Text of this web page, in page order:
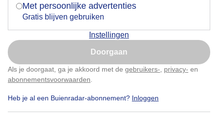
Met persoonlijke advertenties
Gratis blijven gebruiken
Instellingen
Doorgaan
Als je doorgaat, ga je akkoord met de gebruikers- privacy- en
abonnementsvoorwaarden
Heb je al een Buienradar-abonnement? Inloggen
Houten, waar de zon doorbreekt en de mist wordt
verdreven door enerzijds een klein beetje wind en de
zon die de mist langzaam oplost.
Door: Arco Visser Gemaakt: 08-11-2025, 145x bekeken
Nu niet, misschien later
Klik hierom dit aan te passen